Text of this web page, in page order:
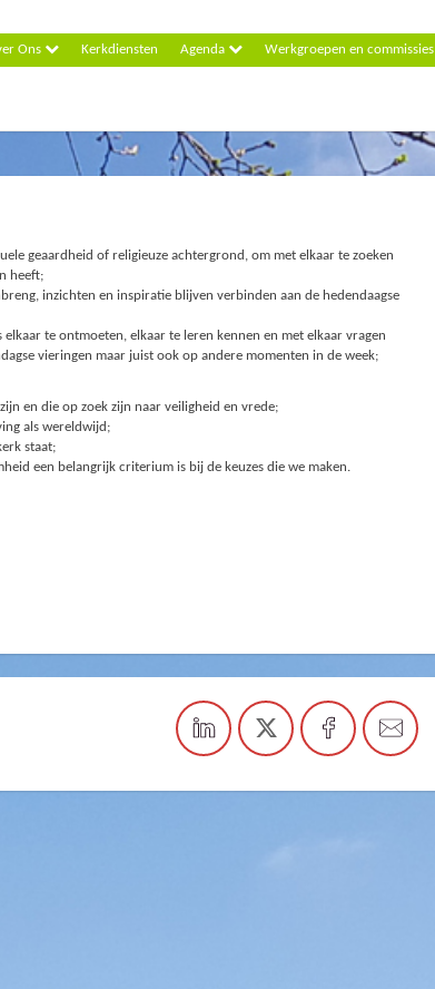
Ons Kerkdiensten Agenda Werkgroepen en commissies
geaardheid of religieuze achtergrond, om met elkaar te zoeken
heeft;
inzichten en inspiratie blijven verbinden aan de hedendaagse
te ontmoeten, elkaar te leren kennen en met elkaar vragen
vieringen maar juist ook op andere momenten in de week;
en die op zoek zijn naar veiligheid en vrede;
als wereldwijd;
staat;
een belangrijk criterium is bij de keuzes die we maken.